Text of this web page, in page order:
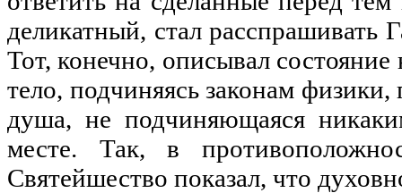
деликатный, стал расспрашивать
Тот, конечно, описывал
тело, подчиняясь законам физики,
душа, не подчиняющаяся
месте. Так, в
Святейшество показал, что